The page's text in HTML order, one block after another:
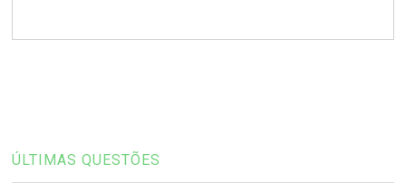
ÚLTIMAS QUESTÕES